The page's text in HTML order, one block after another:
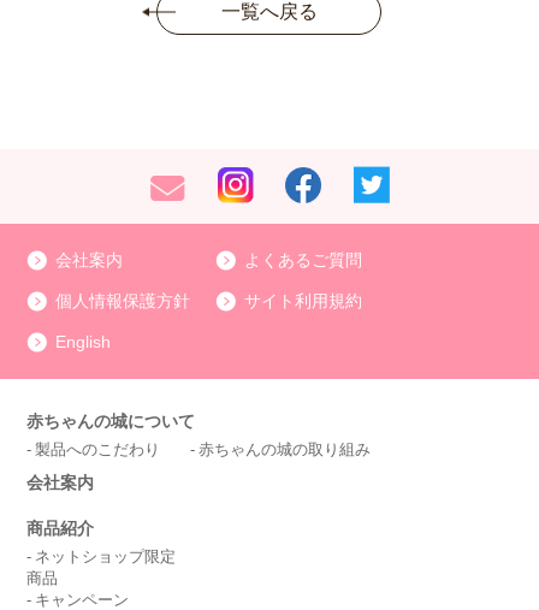
一覧へ戻る
会社案内 よくあるご質問
個人情報保護方針 サイト利用規約
English
赤ちゃんの城について
製品へのこだわり 赤ちゃんの城の取り組み
会社案内
商品紹介
ネットショップ限定
商品
キャンペーン